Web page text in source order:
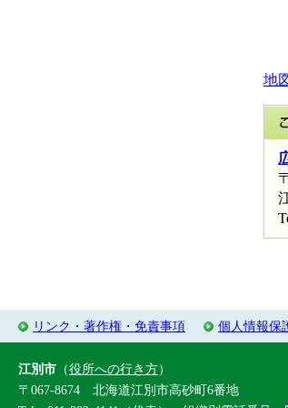
地
リンク・著作権・免責事項 個人情報保
江別市 （役所への行き方）
〒067-8674 北海道江別市高砂町6番地